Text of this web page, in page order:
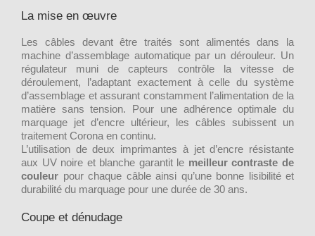
La mise en œuvre
Les câbles devant être traités sont alimentés dans la
machine d’assemblage automatique par un dérouleur. Un
régulateur muni de capteurs contrôle la vitesse de
déroulement, l’adaptant exactement à celle du système
d’assemblage et assurant constamment l’alimentation de la
matière sans tension. Pour une adhérence optimale du
marquage jet d’encre ultérieur, les câbles subissent un
traitement Corona en continu.
L’utilisation de deux imprimantes à jet d’encre résistante
aux UV noire et blanche garantit le meilleur contraste de
couleur pour chaque câble ainsi qu’une bonne lisibilité et
durabilité du marquage pour une durée de 30 ans.
Coupe et dénudage